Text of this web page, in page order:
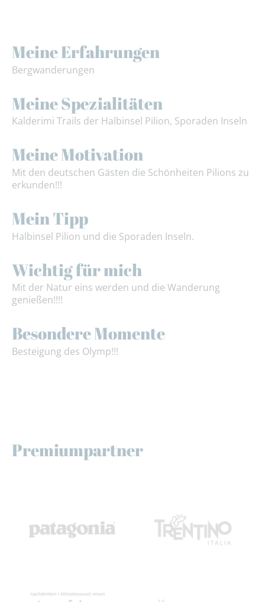
Meine Erfahrungen
Bergwanderungen
Meine Spezialitäten
Kalderimi Trails der Halbinsel Pilion, Sporaden Inseln
Meine Motivation
Mit den deutschen Gästen die Schönheiten Pilions zu
erkunden!!!
Mein Tipp
Halbinsel Pilion und die Sporaden Inseln.
Wichtig für mich
Mit der Natur eins werden und die Wanderung
genießen!!!!
Besondere Momente
Besteigung des Olymp!!!
Premiumpartner